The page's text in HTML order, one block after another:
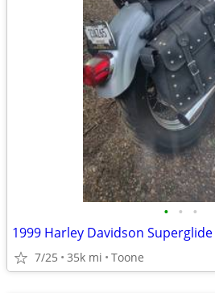
• • •
1999 Harley Davidson
7/25 35k mi Toone